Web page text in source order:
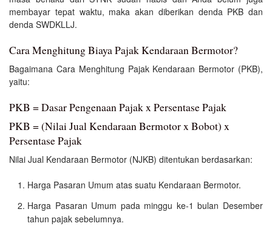
membayar tepat waktu, maka akan diberikan denda PKB dan
denda SWDKLLJ.
Cara Menghitung Biaya Pajak Kendaraan Bermotor?
Bagaimana Cara Menghitung Pajak Kendaraan Bermotor (PKB),
yaitu:
PKB = Dasar Pengenaan Pajak x Persentase Pajak
PKB = (Nilai Jual Kendaraan Bermotor x Bobot) x
Persentase Pajak
Nilai Jual Kendaraan Bermotor (NJKB) ditentukan berdasarkan:
Harga Pasaran Umum atas suatu Kendaraan Bermotor.
Harga Pasaran Umum pada minggu ke-1 bulan Desember
tahun pajak sebelumnya.